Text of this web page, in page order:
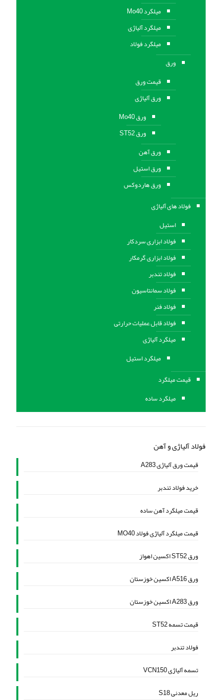
میلگرد Mo40
میلگرد آلیاژی
میلگرد فولاد
ورق
قیمت ورق
ورق آلیاژی
ورق Mo40
ورق ST52
ورق آهن
ورق استيل
ورق هاردوکس
فولاد های آلیاژی
استیل
فولاد ابزاری سردکار
فولاد ابزاری گرمکار
فولاد تندبر
فولاد سمانتاسیون
فولاد فنر
فولاد قابل عملیات حرارتی
ميلگرد آلیاژی
میلگرد استیل
قیمت میلگرد
میلگرد ساده
فولاد آلیاژی و آهن
قیمت ورق آلیاژی A283
خرید فولاد تندبر
قیمت میلگرد آهن ساده
قیمت میلگرد آلیاژی فولاد MO40
ورق ST52 اکسین اهواز
ورق A516 اکسین خوزستان
ورق A283 اکسین خوزستان
قیمت تسمه ST52
فولاد تندبر
تسمه آلیاژی VCN150
ریل معدنی S18